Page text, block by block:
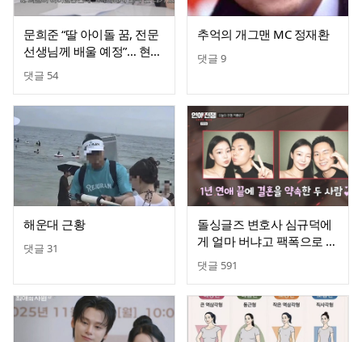
문희준 “딸 아이돌 꿈, 전문
선생님께 배울 예정”… 현실
조언도
댓글 54
추억의 개그맨 MC 정재환
댓글 9
해운대 근황
댓글 31
돌싱글즈 변호사 심규덕에
게 얼마 버냐고 팩폭으로 조
지는 건물주 서장훈
댓글 591